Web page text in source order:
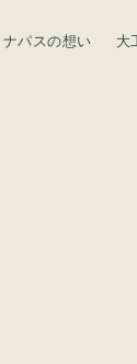
ナパスの想い 大